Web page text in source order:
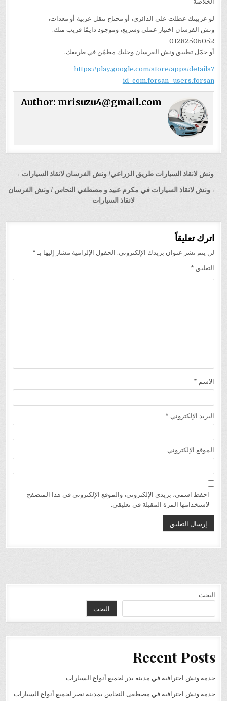
لو عربيتك عطلت على الدائري، أو محتاج تنقل عربية أو معدات،
ونش الفرسان اختيار عملي وسريع، وموجود دايمًا قريب منك.
01282505052
أو حمّل تطبيق ونش الفرسان وخليك مطمّن في طريقك.
https://play.google.com/store/apps/details?
id=com.forsan_users.forsan
Author: mrisuzu4@gmail.com
تصفّح
المقالات
ونش لانقاذ السيارات طريق الزراعي/ ونش الفرسان لانقاذ السيارات →
← ونش لانقاذ السيارات في مكرم عبيد و مصطفي النحاس / ونش الفرسان
لانقاذ السيارات
اترك تعليقاً
لن يتم نشر عنوان بريدك الإلكتروني. الحقول الإلزامية مشار إليها بـ *
التعليق *
الاسم *
البريد الإلكتروني *
الموقع الإلكتروني
احفظ اسمي، بريدي الإلكتروني، والموقع الإلكتروني في هذا المتصفح
لاستخدامها المرة المقبلة في تعليقي.
البحث
البحث
Recent Posts
خدمة ونش احترافية في مدينة بدر لجميع أنواع السيارات
خدمة ونش احترافية في مصطفى النحاس بمدينة نصر لجميع أنواع السيارات